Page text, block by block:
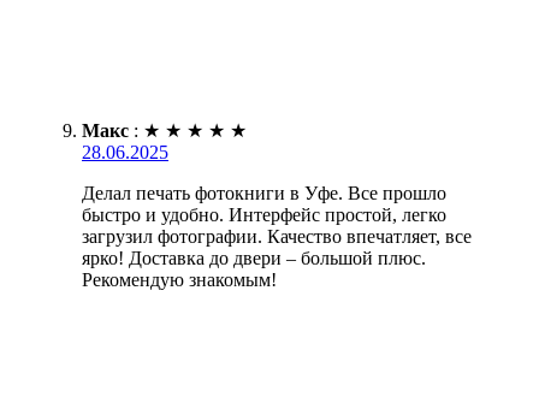
Макс : ★ ★ ★ ★ ★
28.06.2025
Делал печать фотокниги в Уфе. Все прошло
быстро и удобно. Интерфейс простой, легко
загрузил фотографии. Качество впечатляет, все
ярко! Доставка до двери – большой плюс.
Рекомендую знакомым!